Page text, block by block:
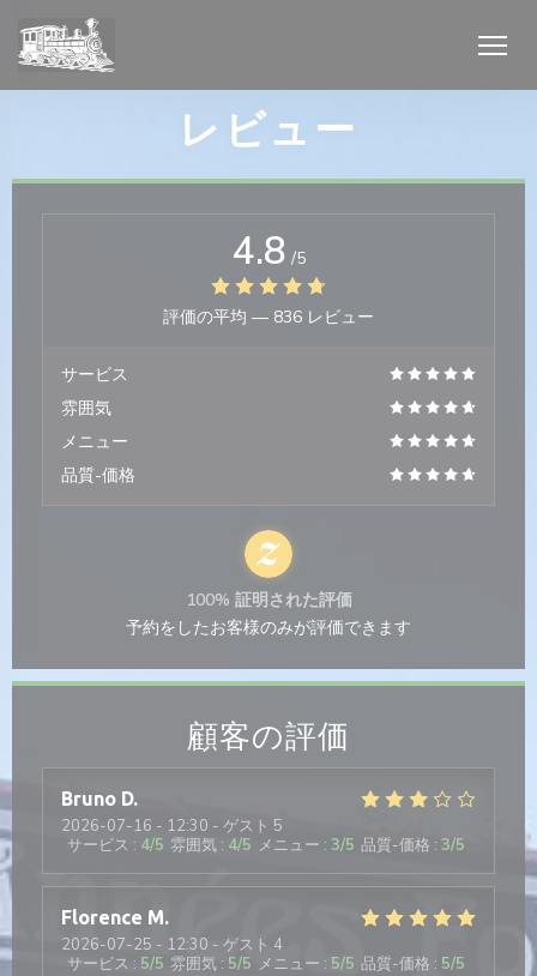
クッキー利用の管理について
レビュー
顧客の評価
Bruno D
2026-07-16 - 12:30 - ゲスト 5
サービス : 4/5 雰囲気 : 4/5 メニュー : 3/5 品質-価格 : 3/5
Florence M
2026-07-25 - 12:30 - ゲスト 4
サービス : 5/5 雰囲気 : 5/5 メニュー : 5/5 品質-価格 : 5/5
4.8 /5
評価の平均 — 836 レビュー
サービス
雰囲気
メニュー
品質-価格
100% 証明された評価
予約をしたお客様のみが評価できます